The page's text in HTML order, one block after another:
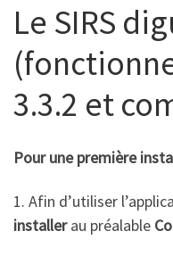
Le SIRS
3.3.2 et
Pour une première
1. Afin d’utiliser
installerau préalable